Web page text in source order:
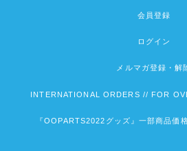
会員登録
ログイン
メルマガ登録・解
INTERNATIONAL ORDERS // FOR
『OOPARTS2022グッズ』一部商品価